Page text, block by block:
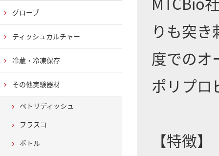
りも突
度でのオ
ポリプロ
【特徴】
グローブ
ティッシュカルチャー
冷蔵・冷凍保存
その他実験器材
ペトリディッシュ
フラスコ
ボトル